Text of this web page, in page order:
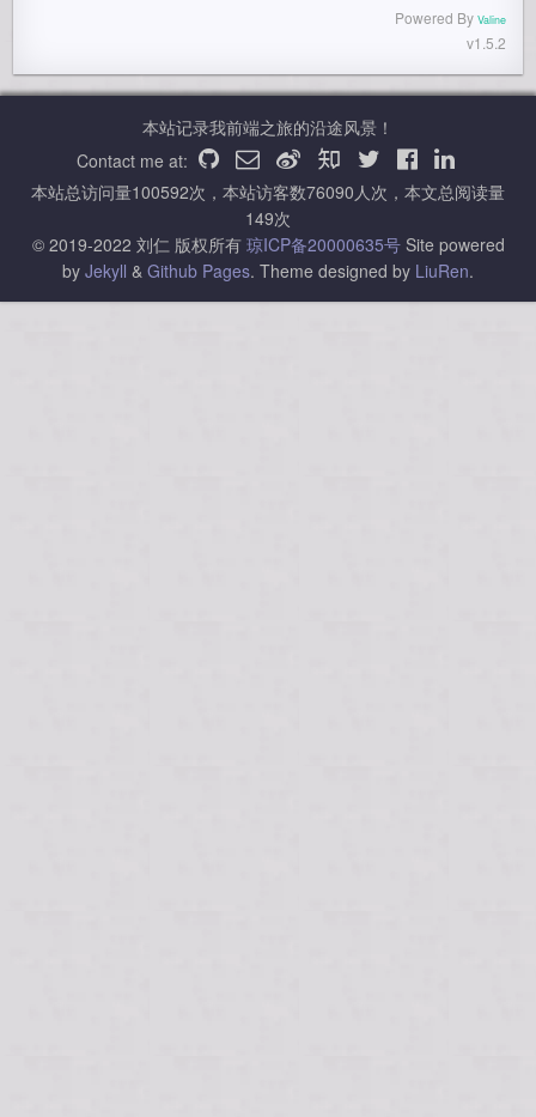
Powered By Valine
v1.5.2
本站记录我前端之旅的沿途风景！
Contact me at:
本站总访问量100592次，本站访客数76090人次，本文总阅读量
149次
© 2019-2022 刘仁 版权所有 琼ICP备20000635号 Site powered
by Jekyll & Github Pages. Theme designed by LiuRen.